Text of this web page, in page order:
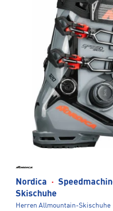
Nordica ·
Skischuhe
Herren Allmountain-Skischuhe